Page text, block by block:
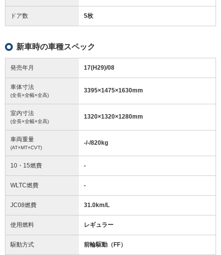
ドア数 5枚
新車時の車種スペック
発売年月 17(H29)/08
車体寸法
(全長×全幅×全高)
3395×1475×1630mm
室内寸法
(全長×全幅×全高)
1320×1320×1280mm
車両重量
(AT×MT×CVT)
-/-/820kg
10・15燃費 -
WLTC燃費 -
JC08燃費 31.0km/L
使用燃料 レギュラー
駆動方式 前輪駆動（FF）